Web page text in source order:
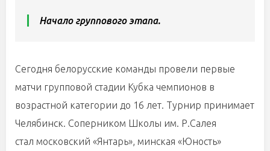
Начало группового этапа.
Сегодня белорусские команды провели первые
матчи групповой стадии Кубка чемпионов в
возрастной категории до 16 лет. Турнир принимает
Челябинск. Соперником Школы им. Р.Салея
стал московский «Янтарь», минская «Юность»